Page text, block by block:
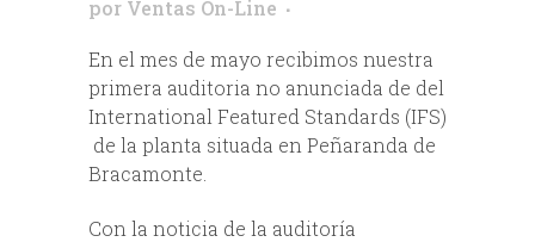
por Ventas On-Line
En el mes de mayo recibimos nuestra
primera auditoria no anunciada de del
International Featured Standards (IFS)
de la planta situada en Peñaranda de
Bracamonte.
Con la noticia de la auditoría